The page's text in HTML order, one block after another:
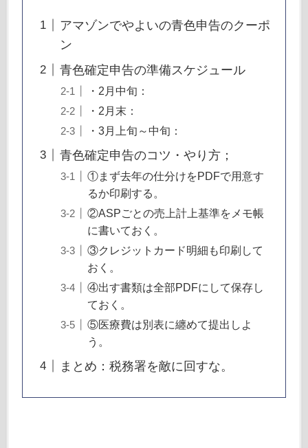
アマゾンでやよいの青色申告のクーポ
ン
青色確定申告の準備スケジュール
・2月中旬：
・2月末：
・3月上旬～中旬：
青色確定申告のコツ・やり方；
①まず去年の仕分けをPDFで用意す
るか印刷する。
②ASPごとの売上計上基準をメモ帳
に書いておく。
③クレジットカード明細も印刷して
おく。
④出す書類は全部PDFにして保存し
ておく。
⑤医療費は別表に纏めて提出しよ
う。
まとめ：税務署を敵に回すな。